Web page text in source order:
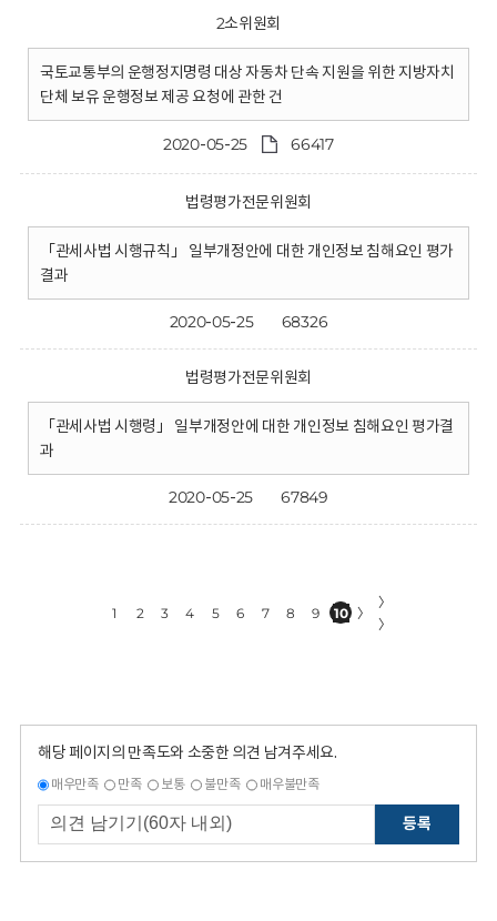
2소위원회
국토교통부의 운행정지명령 대상 자동차 단속 지원을 위한 지방자치
단체 보유 운행정보 제공 요청에 관한 건
2020-05-25 66417
법령평가전문위원회
「관세사법 시행규칙」 일부개정안에 대한 개인정보 침해요인 평가
결과
2020-05-25 68326
법령평가전문위원회
「관세사법 시행령」 일부개정안에 대한 개인정보 침해요인 평가결
과
2020-05-25 67849
1 2 3 4 5 6 7 8 9 10 〉
〉
〉
해당 페이지의 만족도와 소중한 의견 남겨주세요.
매우만족 만족 보통 불만족 매우불만족
등록